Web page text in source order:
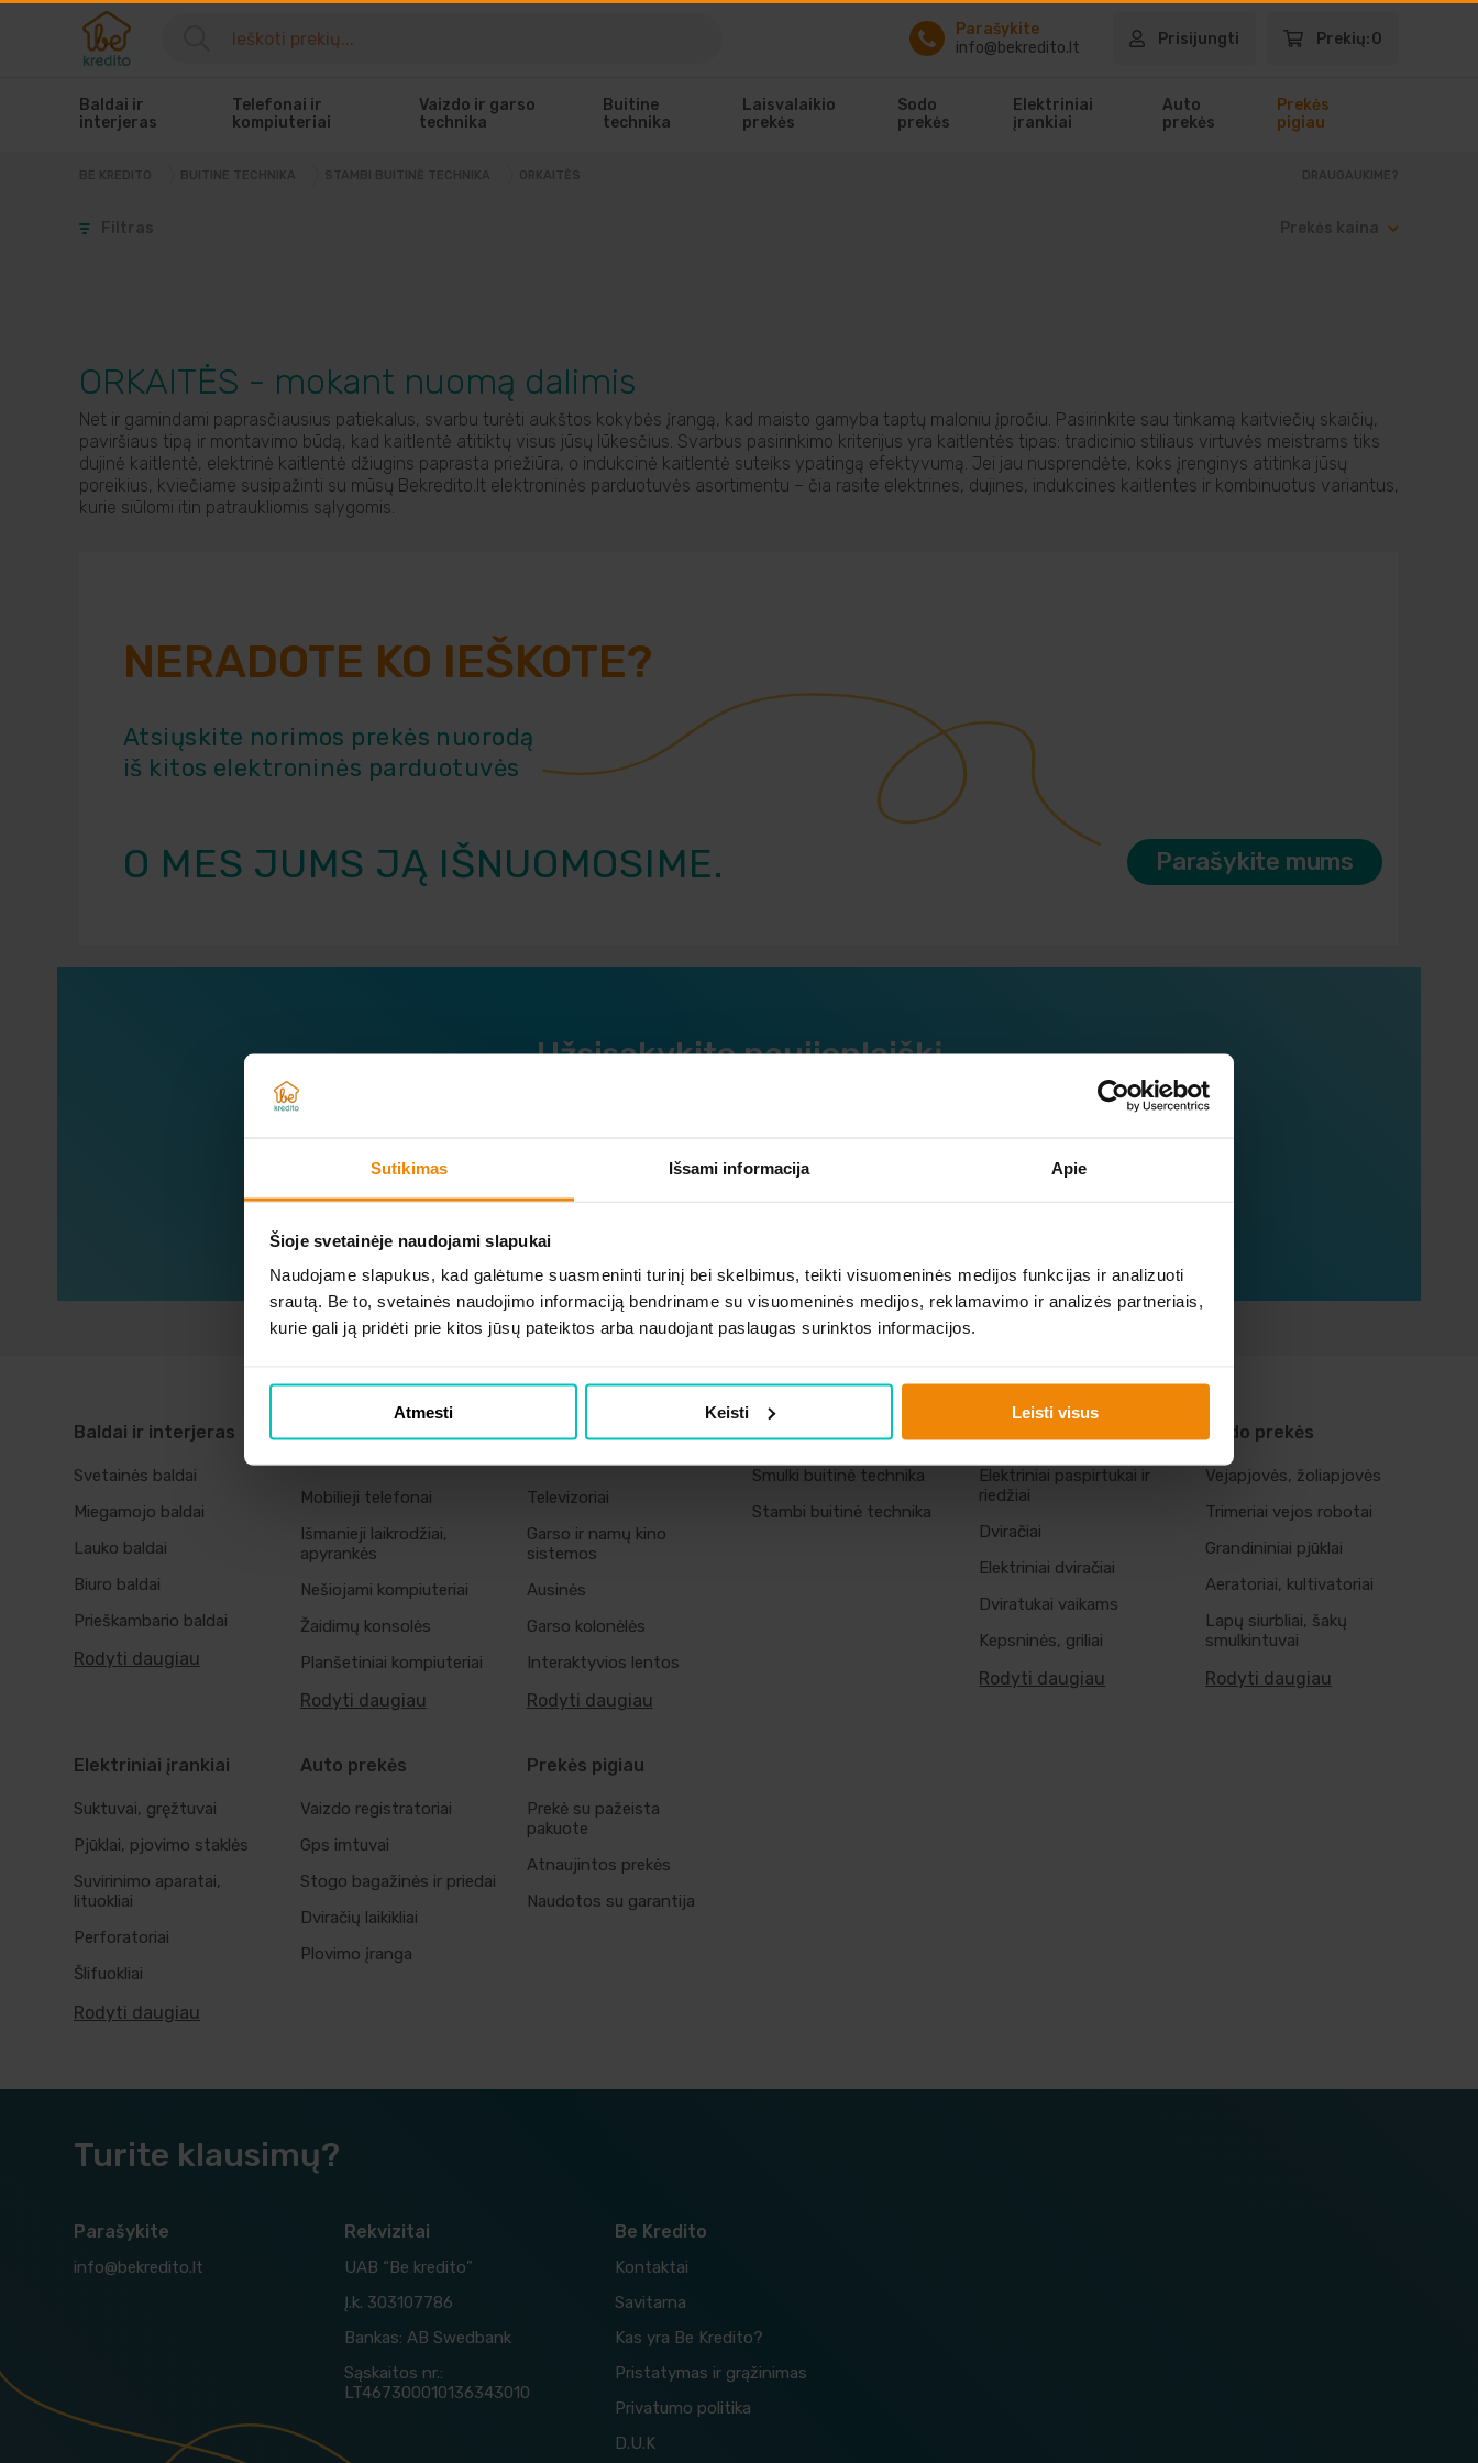
Sutikimas Išsami informacija Apie
Šioje svetainėje naudojami slapukai
Naudojame slapukus, kad galėtume suasmeninti turinį bei skelbimus, teikti visuomeninės medijos funkcijas ir analizuoti
srautą. Be to, svetainės naudojimo informaciją bendriname su visuomeninės medijos, reklamavimo ir analizės partneriais,
kurie gali ją pridėti prie kitos jūsų pateiktos arba naudojant paslaugas surinktos informacijos.
Atmesti Keisti Leisti visus
Parašykite
info@bekredito.lt
Prisijungti Prekių:0
Baldai ir
interjeras
Telefonai ir
kompiuteriai
Vaizdo ir garso
technika
Buitine
technika
Laisvalaikio
prekės
Sodo
prekės
Elektriniai
įrankiai
Auto
prekės
Prekės
pigiau
ORKAITĖS - mokant nuomą dalimis
Net ir gamindami paprasčiausius patiekalus, svarbu turėti aukštos kokybės įrangą, kad maisto gamyba taptų maloniu įpročiu. Pasirinkite sau tinkamą kaitviečių skaičių,
paviršiaus tipą ir montavimo būdą, kad kaitlentė atitiktų visus jūsų lūkesčius. Svarbus pasirinkimo kriterijus yra kaitlentės tipas: tradicinio stiliaus virtuvės meistrams tiks
dujinė kaitlentė, elektrinė kaitlentė džiugins paprasta priežiūra, o indukcinė kaitlentė suteiks ypatingą efektyvumą. Jei jau nusprendėte, koks įrenginys atitinka jūsų
poreikius, kviečiame susipažinti su mūsų Bekredito.lt elektroninės parduotuvės asortimentu – čia rasite elektrines, dujines, indukcines kaitlentes ir kombinuotus variantus,
kurie siūlomi itin patraukliomis sąlygomis.
NERADOTE KO IEŠKOTE?
Atsiųskite norimos prekės nuorodą
iš kitos elektroninės parduotuvės
O MES JUMS JĄ IŠNUOMOSIME. Parašykite mums
Užsisakykite naujienlaiškį
Baldai ir interjeras
Svetainės baldai
Miegamojo baldai
Lauko baldai
Biuro baldai
Prieškambario baldai
Rodyti daugiau
Telefonai ir
Mobilieji telefonai
Išmanieji laikrodžiai,
apyrankės
Nešiojami kompiuteriai
Žaidimų konsolės
Planšetiniai kompiuteriai
Rodyti daugiau
Vaizdo ir garso
Televizoriai
Garso ir namų kino
sistemos
Ausinės
Garso kolonėlės
Interaktyvios lentos
Rodyti daugiau
Buitine technika
Smulki buitinė technika
Stambi buitinė technika
Elektriniai paspirtukai ir
riedžiai
Dviračiai
Elektriniai dviračiai
Dviratukai vaikams
Kepsninės, griliai
Rodyti daugiau
Sodo prekės
Vejapjovės, žoliapjovės
Trimeriai vejos robotai
Grandininiai pjūklai
Aeratoriai, kultivatoriai
Lapų siurbliai, šakų
smulkintuvai
Rodyti daugiau
Elektriniai įrankiai
Suktuvai, gręžtuvai
Pjūklai, pjovimo staklės
Suvirinimo aparatai,
lituokliai
Perforatoriai
Šlifuokliai
Rodyti daugiau
Auto prekės
Vaizdo registratoriai
Gps imtuvai
Stogo bagažinės ir priedai
Dviračių laikikliai
Plovimo įranga
Prekės pigiau
Prekė su pažeista
pakuote
Atnaujintos prekės
Naudotos su garantija
Turite klausimų?
Parašykite
info@bekredito.lt
Rekvizitai
UAB “Be kredito”
Į.k. 303107786
Bankas: AB Swedbank
Sąskaitos nr.:
LT467300010136343010
Be Kredito
Kontaktai
Savitarna
Kas yra Be Kredito?
Pristatymas ir grąžinimas
Privatumo politika
D.U.K